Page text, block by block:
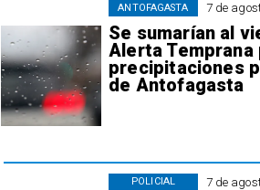
7 de
Se sumarían al
Alerta Temprana
precipitaciones
de Antofagasta
ANTOFAGASTA
7 de
POLICIAL